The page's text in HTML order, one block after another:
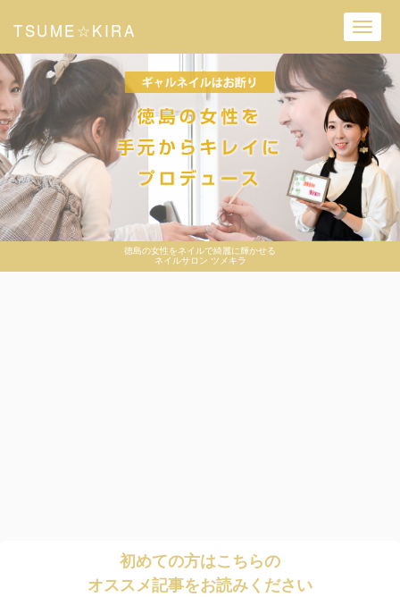
徳島の女性をネイルで綺麗に輝かせる
ネイルサロン ツメキラ
TSUME☆KIRA
初めての方はこちらの
オススメ記事をお読みください